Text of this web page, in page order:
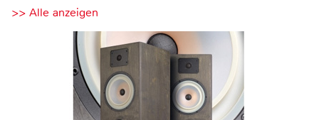
>> Alle anzeigen